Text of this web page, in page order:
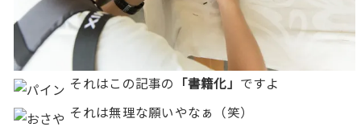
それはこの記事の 「書籍化」 ですよ
それは無理な願いやなぁ（笑）